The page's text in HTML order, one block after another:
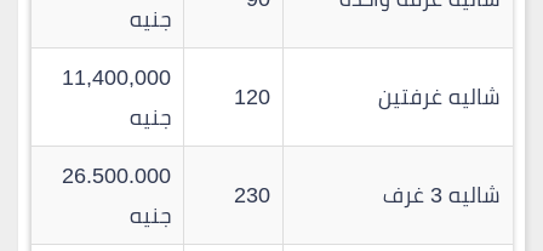
جنيه
شاليه غرفتين
120
11,400,000
جنيه
شاليه 3 غرف
230
26.500.000
جنيه